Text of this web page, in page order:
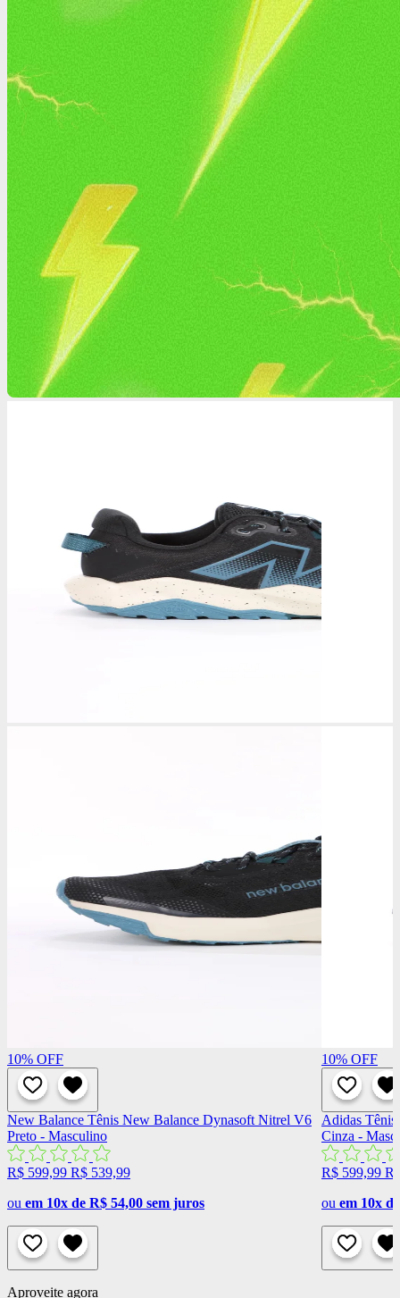
10% OFF
New Balance Tênis New Balance Dynasoft Nitrel V6
Preto - Masculino
R$ 599,99 R$ 539,99
ou em 10x de R$ 54,00 sem juros
10% OFF
Adidas Tênis
Cinza -
R$ 599,99
ou em 10x
Aproveite agora